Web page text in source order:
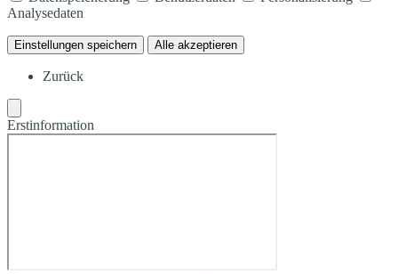
Analysedaten
Einstellungen speichern Alle akzeptieren
Zurück
Erstinformation